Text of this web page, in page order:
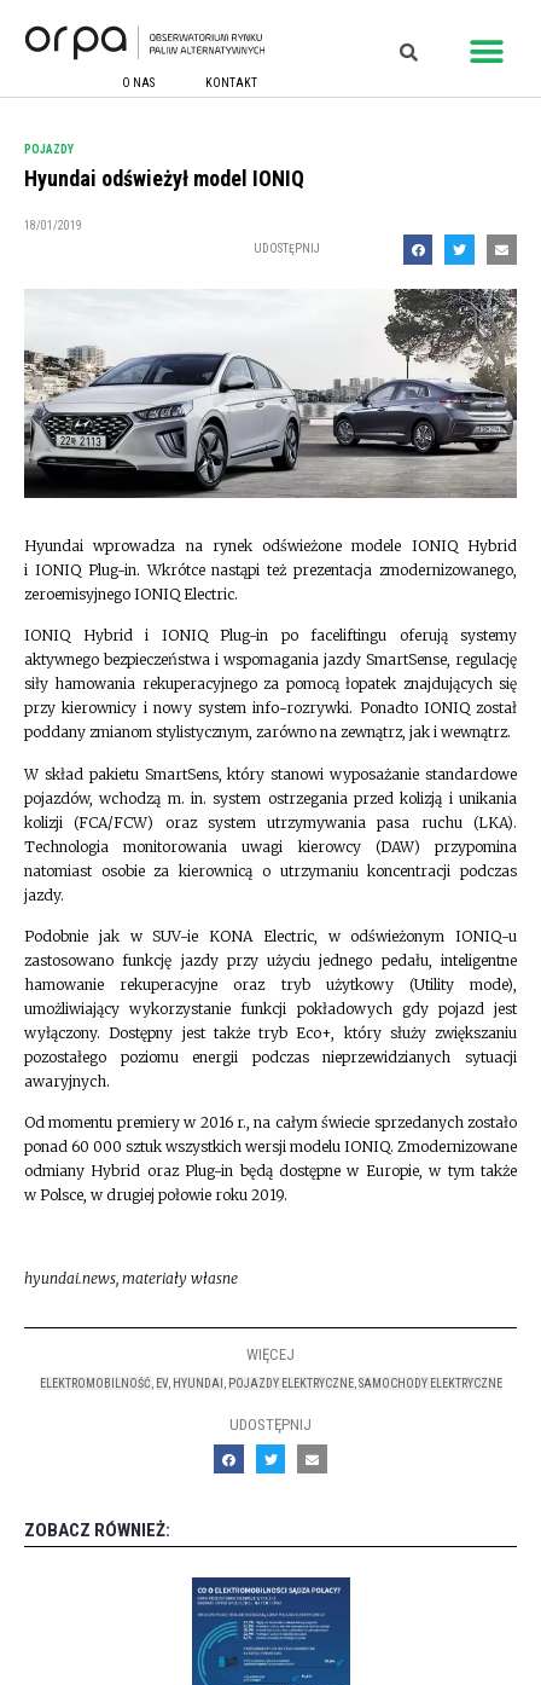
O NAS KONTAKT
POJAZDY
Hyundai odświeżył model IONIQ
18/01/2019
UDOSTĘPNIJ
Hyundai wprowadza na rynek odświeżone modele IONIQ Hybrid
i IONIQ Plug-in. Wkrótce nastąpi też prezentacja zmodernizowanego,
zeroemisyjnego IONIQ Electric.
IONIQ Hybrid i IONIQ Plug-in po faceliftingu oferują systemy
aktywnego bezpieczeństwa i wspomagania jazdy SmartSense, regulację
siły hamowania rekuperacyjnego za pomocą łopatek znajdujących się
przy kierownicy i nowy system info-rozrywki. Ponadto IONIQ został
poddany zmianom stylistycznym, zarówno na zewnątrz, jak i wewnątrz.
W skład pakietu SmartSens, który stanowi wyposażanie standardowe
pojazdów, wchodzą m. in. system ostrzegania przed kolizją i unikania
kolizji (FCA/FCW) oraz system utrzymywania pasa ruchu (LKA).
Technologia monitorowania uwagi kierowcy (DAW) przypomina
natomiast osobie za kierownicą o utrzymaniu koncentracji podczas
jazdy.
Podobnie jak w SUV-ie KONA Electric, w odświeżonym IONIQ-u
zastosowano funkcję jazdy przy użyciu jednego pedału, inteligentne
hamowanie rekuperacyjne oraz tryb użytkowy (Utility mode),
umożliwiający wykorzystanie funkcji pokładowych gdy pojazd jest
wyłączony. Dostępny jest także tryb Eco+, który służy zwiększaniu
pozostałego poziomu energii podczas nieprzewidzianych sytuacji
awaryjnych.
Od momentu premiery w 2016 r., na całym świecie sprzedanych zostało
ponad 60 000 sztuk wszystkich wersji modelu IONIQ. Zmodernizowane
odmiany Hybrid oraz Plug-in będą dostępne w Europie, w tym także
w Polsce, w drugiej połowie roku 2019.
hyundai.news, materiały własne
WIĘCEJ
ELEKTROMOBILNOŚĆ EV, HYUNDAI POJAZDY ELEKTRYCZNE, SAMOCHODY ELEKTRYCZNE
UDOSTĘPNIJ
ZOBACZ RÓWNIEŻ: